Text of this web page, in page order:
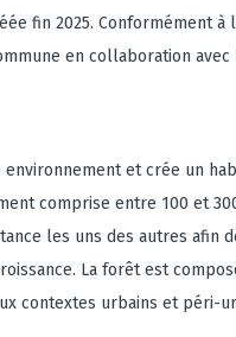
fin 2025. Conformément à
en collaboration avec
et crée un
comprise entre 100 et
les uns des autres afin
La forêt est
contextes urbains et péri-